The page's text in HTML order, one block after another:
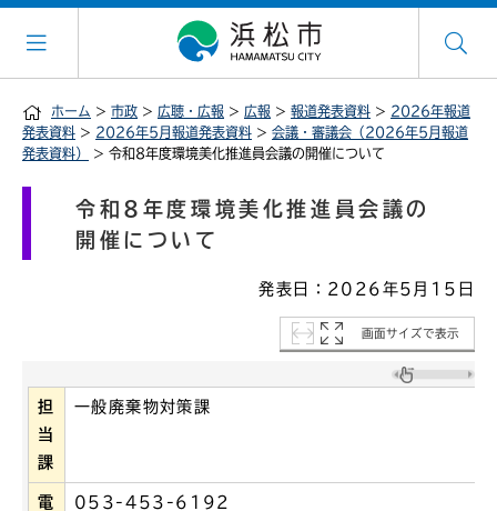
ホーム > 市政 > 広聴・広報 > 広報 > 報道発表資料 > 2026年報道
発表資料 > 2026年5月報道発表資料 > 会議・審議会（2026年5月報道
発表資料）
> 令和8年度環境美化推進員会議の開催について
令和8年度環境美化推進員会議の
開催について
発表日：2026年5月15日
画面サイズで表示
担
当
課
一般廃棄物対策課
電
053-453-6192